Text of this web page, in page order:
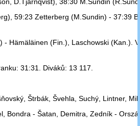
59:23 Zetterberg (M.Sundin) - 37:39
- Hämäläinen (Fin.), Laschowski (Kan.).
31:31. Diváků: 13 117.
Štrbák, Švehla, Suchý, Lintner,
Bondra - Šatan, Demitra, Zedník -